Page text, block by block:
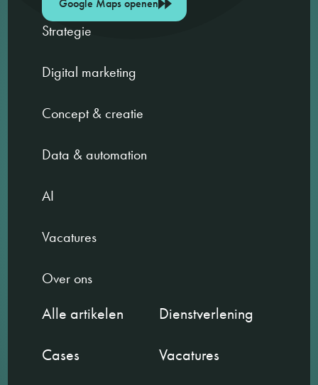
Google Maps openen
Strategie
Digital marketing
Concept & creatie
Data & automation
AI
Vacatures
Over ons
Alle artikelen
Dienstverlening
Cases
Vacatures